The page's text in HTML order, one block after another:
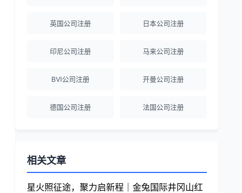
赵女士 ★★★★★
Michael Liu ★★★★☆
泰国BOI申请+建厂规划一站式服务，完
英国公司注册 日本公司注册
印尼公司注册 马来公司注册
BVI公司注册 开曼公司注册
德国公司注册 法国公司注册
相关文章
星火照征途，聚力启新程｜金兔国际井冈山红